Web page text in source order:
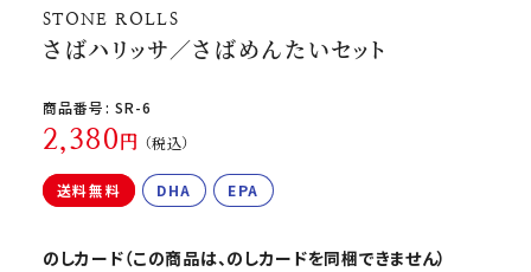
よくあるご質問
お問い合わせ
STONE ROLLS
さばハリッサ／さばめんたいセット
商品番号 SR-6
2,380 税込
送料無料 DHA EPA
のしカード（この商品は、のしカードを同梱できません）